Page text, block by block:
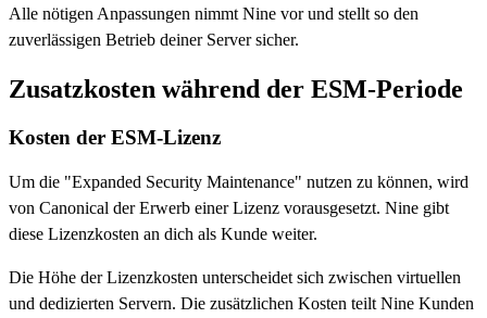
Alle nötigen Anpassungen nimmt Nine vor und stellt so den
zuverlässigen Betrieb deiner Server sicher.
Zusatzkosten während der ESM-Periode
Kosten der ESM-Lizenz
Um die "Expanded Security Maintenance" nutzen zu können, wird
von Canonical der Erwerb einer Lizenz vorausgesetzt. Nine gibt
diese Lizenzkosten an dich als Kunde weiter.
Die Höhe der Lizenzkosten unterscheidet sich zwischen virtuellen
und dedizierten Servern. Die zusätzlichen Kosten teilt Nine Kunden